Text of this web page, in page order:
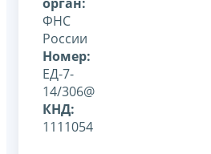
ФНС
России
Номер:
ЕД-7-
14/306@
КНД:
1111054